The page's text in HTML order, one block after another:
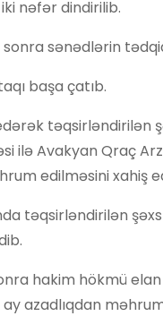
nəfər dindirilib.
sənədlərin
başa çatıb.
ilə Avakyan Qraç
edilməsini xahiş
təqsirləndirilən
hakim hökmü
azadlıqdan